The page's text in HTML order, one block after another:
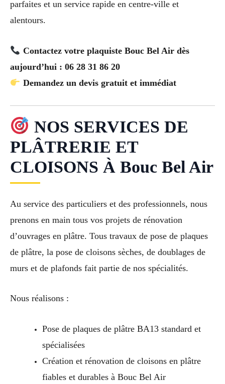
parfaites et un service rapide en centre-ville et
alentours.
Contactez votre plaquiste Bouc Bel Air dès
aujourd’hui : 06 28 31 86 20
Demandez un devis gratuit et immédiat
NOS SERVICES DE
PLÂTRERIE ET
CLOISONS À Bouc Bel Air
Au service des particuliers et des professionnels, nous
prenons en main tous vos projets de rénovation
d’ouvrages en plâtre. Tous travaux de pose de plaques
de plâtre, la pose de cloisons sèches, de doublages de
murs et de plafonds fait partie de nos spécialités.
Nous réalisons :
Pose de plaques de plâtre BA13 standard et
spécialisées
Création et rénovation de cloisons en plâtre
fiables et durables à Bouc Bel Air